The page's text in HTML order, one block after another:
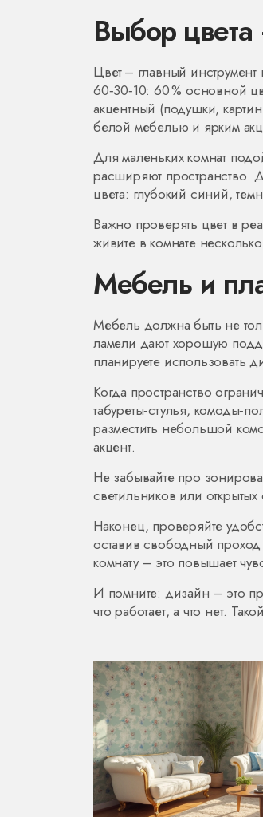
Выбор
Цвет – главный
60‑30‑10: 60 % основной
акцентный (подушки,
белой мебелью и ярким
Для маленьких комнат
расширяют
цвета: глубокий синий,
Важно проверять цвет в
живите в комнате
Мебель и
Мебель должна быть не
ламели дают хорошую
планируете использовать
Когда пространство
табуреты‑стулья,
разместить небольшой
акцент.
Не забывайте про
светильников или
Наконец, проверяйте
оставив свободный
комнату – это повышает
И помните: дизайн – это
что работает, а что нет.